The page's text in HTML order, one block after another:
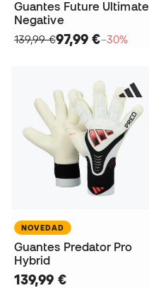
Guantes Future Ultimate
Negative
139,99 €97,99 €−30%
NOVEDAD
Guantes Predator Pro
Hybrid
139,99 €